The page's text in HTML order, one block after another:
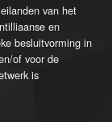
van het
en
besluitvorming in
of voor de
is